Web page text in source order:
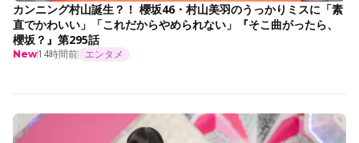
カンニング村山誕生？！ 櫻坂46・村山美羽のうっかりミスに「素
直でかわいい」「これだからやめられない」『そこ曲がったら、
櫻坂？』第295話
New14時間前 エンタメ